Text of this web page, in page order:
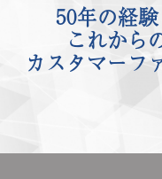
50年の経
これから
カスタマーフ